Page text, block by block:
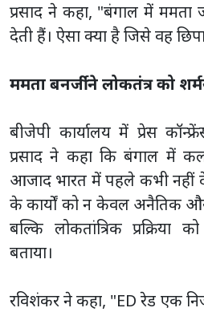
प्रसाद ने कहा, "बंगाल में ममता
देती हैं। ऐसा क्या है जिसे वह
ममता बनर्जी ने लोकतंत्र को
बीजेपी कार्यालय में प्रेस
प्रसाद ने कहा कि बंगाल में
आजाद भारत में पहले कभी नहीं
के कार्यों को न केवल अनैतिक
बल्कि लोकतांत्रिक प्रक्रिया
बताया।
रविशंकर ने कहा, "ED रेड एक